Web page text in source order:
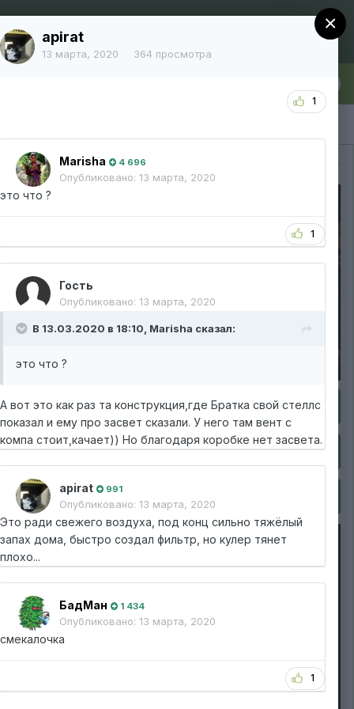
Уже зарегистрированы? Войти Регистрация ×
apirat
13 марта, 2020 364 просмотра
1
Marisha 4 696
Опубликовано: 13 марта, 2020
это что ?
1
Гость
Опубликовано: 13 марта, 2020
В 13.03.2020 в 18:10, Marisha сказал:
это что ?
А вот это как раз та конструкция,где Братка свой стеллс
показал и ему про засвет сказали. У него там вент с
компа стоит,качает)) Но благодаря коробке нет засвета.
apirat 991
Опубликовано: 13 марта, 2020
Это ради свежего воздуха, под конц сильно тяжёлый
запах дома, быстро создал фильтр, но кулер тянет
плохо...
БадМан 1 434
Опубликовано: 13 марта, 2020
смекалочка
1